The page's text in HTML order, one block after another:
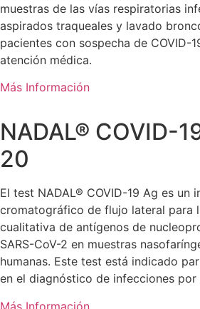
muestras de las vías respiratorias
aspirados traqueales y lavado
pacientes con sospecha de COVID-
atención médica.
Más Información
NADAL® COVID-
20
El test NADAL® COVID-19 Ag es un
cromatográfico de flujo lateral para
cualitativa de antígenos de
SARS-CoV-2 en muestras
humanas. Este test está indicado
en el diagnóstico de infecciones por
Más Información